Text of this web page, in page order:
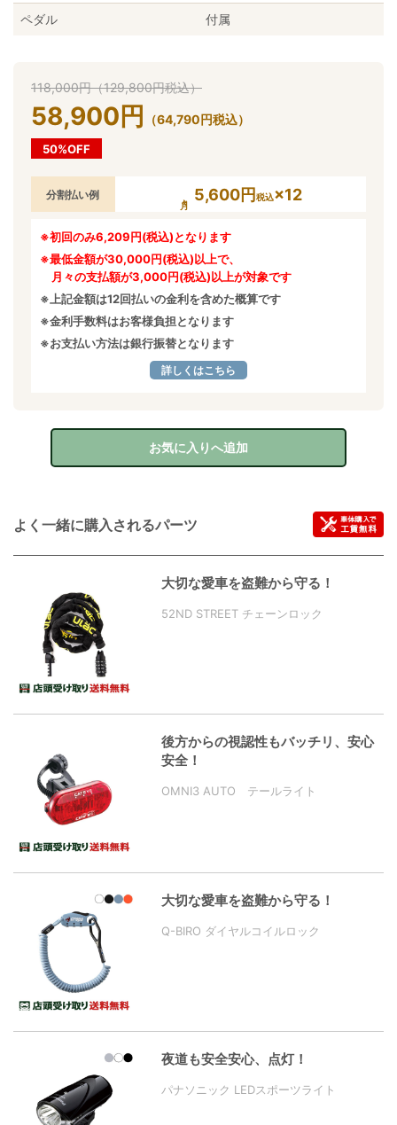
ペダル 付属
118,000円（129,800円税込）
58,900 円 （64,790円税込）
50%OFF
分割払い例 5,600円 税込×12
※初回のみ6,209円(税込)となります
※最低金額が30,000円(税込)以上で、
月々の支払額が3,000円(税込)以上が対象です
※上記金額は12回払いの金利を含めた概算です
※金利手数料はお客様負担となります
※お支払い方法は銀行振替となります
詳しくはこちら
お気に入りへ追加
よく一緒に購入されるパーツ
大切な愛車を盗難から守る！
52ND STREET チェーンロック
後方からの視認性もバッチリ、安心
安全！
OMNI3 AUTO テールライト
大切な愛車を盗難から守る！
Q-BIRO ダイヤルコイルロック
夜道も安全安心、点灯！
パナソニック LEDスポーツライト